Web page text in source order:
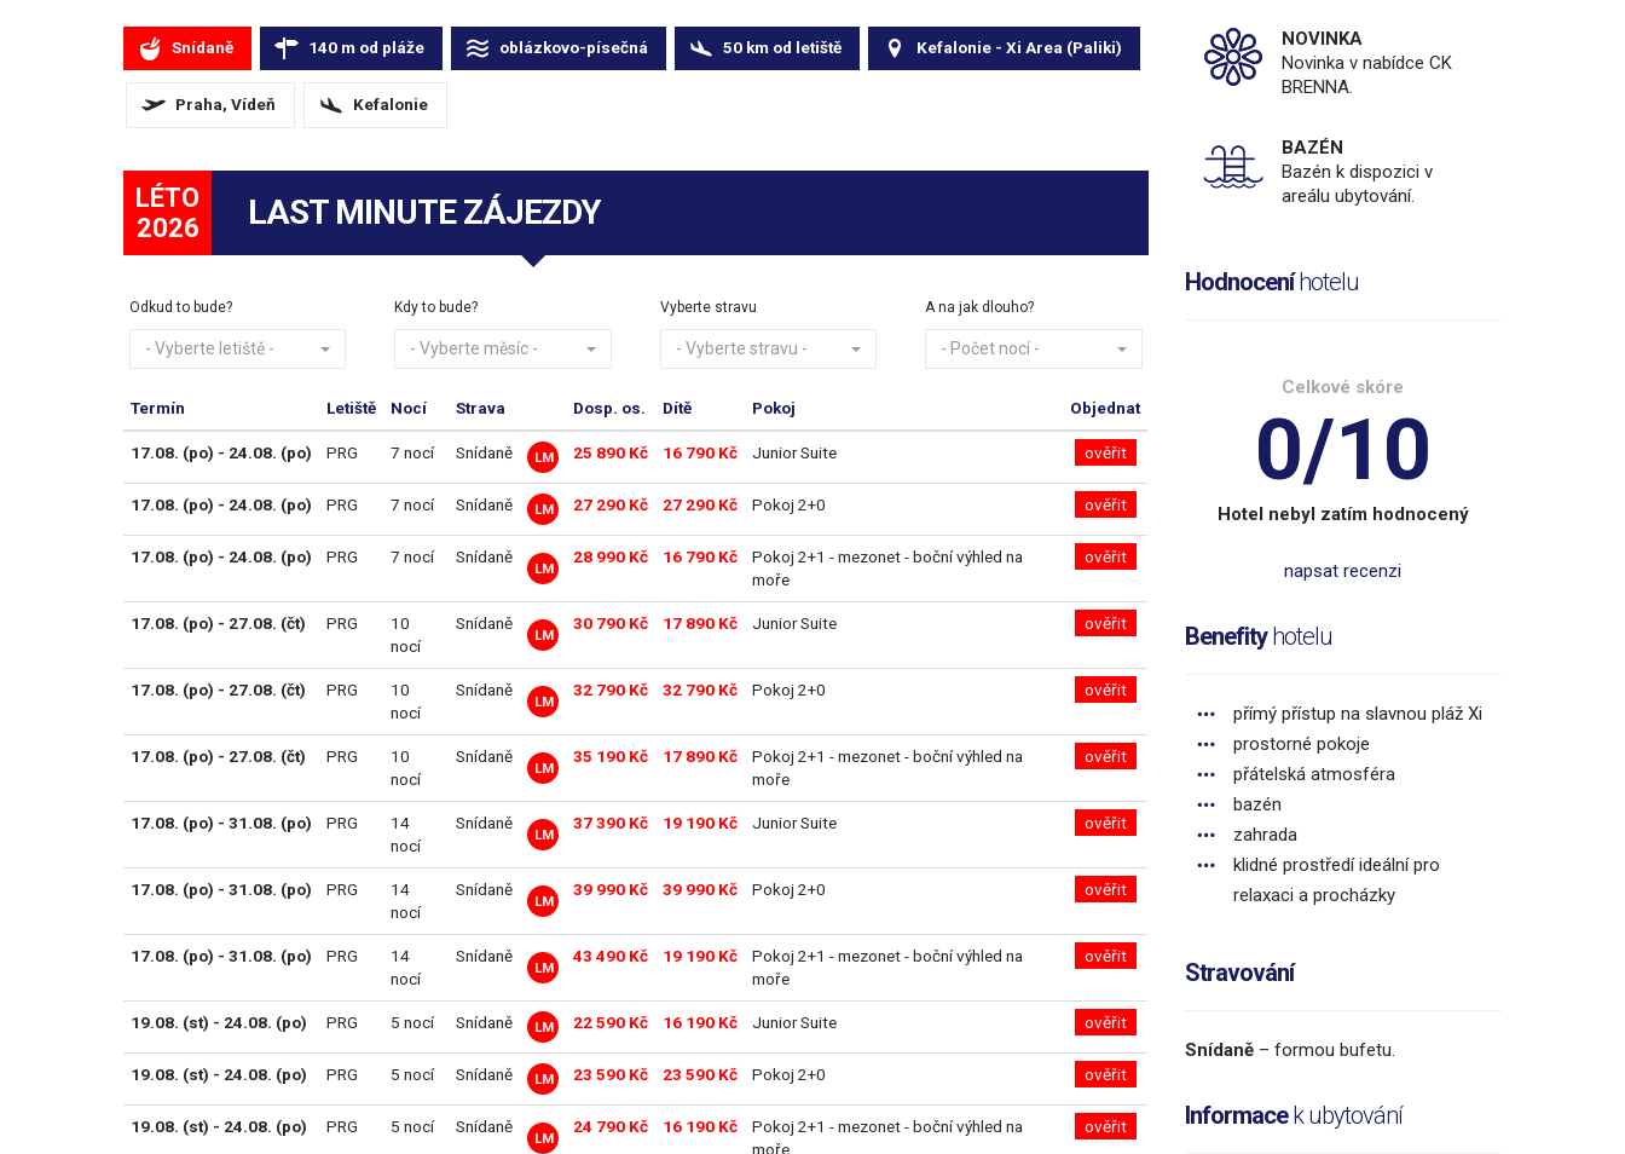
Snídaně 140 m od pláže oblázkovo-písečná 50 km od letiště Kefalonie - Xi Area (Paliki)
Praha, Vídeň Kefalonie
LÉTO
2026
LAST MINUTE ZÁJEZDY
Odkud to bude?
- Vyberte letiště -
Kdy to bude?
- Vyberte měsíc -
Vyberte stravu
- Vyberte stravu -
A na jak dlouho?
- Počet nocí -
Termín Letiště Nocí Strava Dosp. os. Dítě Pokoj Objednat
17.08. (po) - 24.08. (po) PRG 7 nocí Snídaně LM 25 890 Kč 16 790 Kč Junior Suite ověřit
17.08. (po) - 24.08. (po) PRG 7 nocí Snídaně LM 27 290 Kč 27 290 Kč Pokoj 2+0 ověřit
17.08. (po) - 24.08. (po) PRG 7 nocí Snídaně
LM
28 990 Kč 16 790 Kč
Pokoj 2+1 - mezonet - boční výhled na
moře
ověřit
17.08. (po) - 27.08. (čt) PRG
10
nocí
Snídaně
LM
30 790 Kč 17 890 Kč Junior Suite ověřit
17.08. (po) - 27.08. (čt) PRG
10
nocí
Snídaně
LM
32 790 Kč 32 790 Kč Pokoj 2+0 ověřit
17.08. (po) - 27.08. (čt) PRG
10
nocí
Snídaně
LM
35 190 Kč 17 890 Kč
Pokoj 2+1 - mezonet - boční výhled na
moře
ověřit
17.08. (po) - 31.08. (po) PRG
14
nocí
Snídaně
LM
37 390 Kč 19 190 Kč Junior Suite ověřit
17.08. (po) - 31.08. (po) PRG
14
nocí
Snídaně
LM
39 990 Kč 39 990 Kč Pokoj 2+0 ověřit
17.08. (po) - 31.08. (po) PRG
14
nocí
Snídaně
LM
43 490 Kč 19 190 Kč
Pokoj 2+1 - mezonet - boční výhled na
moře
ověřit
19.08. (st) - 24.08. (po) PRG 5 nocí Snídaně LM 22 590 Kč 16 190 Kč Junior Suite ověřit
19.08. (st) - 24.08. (po) PRG 5 nocí Snídaně LM 23 590 Kč 23 590 Kč Pokoj 2+0 ověřit
19.08. (st) - 24.08. (po) PRG 5 nocí Snídaně
LM
24 790 Kč 16 190 Kč
Pokoj 2+1 - mezonet - boční výhled na
moře
ověřit
NOVINKA
Novinka v nabídce CK
BRENNA.
BAZÉN
Bazén k dispozici v
areálu ubytování.
Hodnoceníhotelu
Celkové skóre
0/10
Hotel nebyl zatím hodnocený
napsat recenzi
Benefityhotelu
přímý přístup na slavnou pláž Xi
prostorné pokoje
přátelská atmosféra
bazén
zahrada
klidné prostředí ideální pro
relaxaci a procházky
Stravování
Snídaně – formou bufetu.
Informacek ubytování